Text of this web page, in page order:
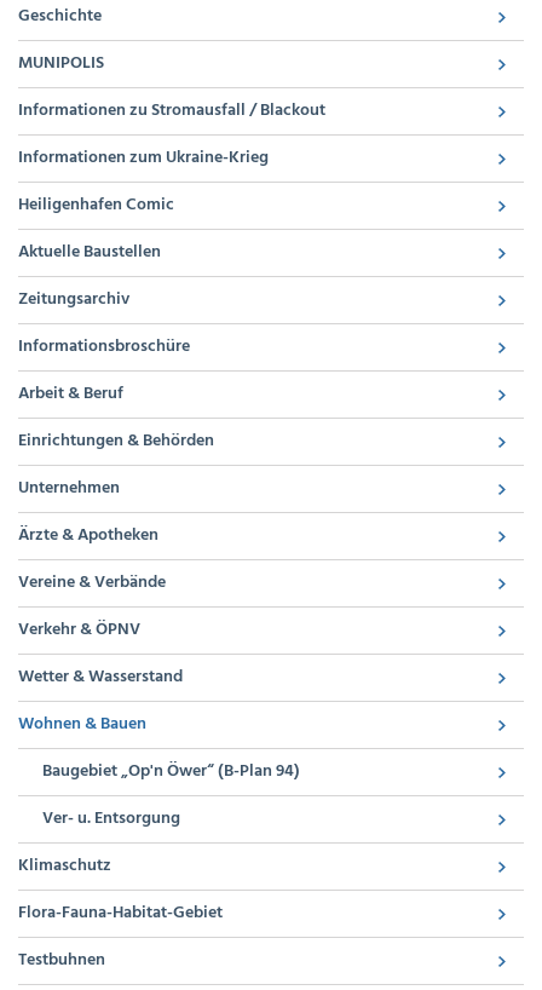
Geschichte
MUNIPOLIS
Informationen zu Stromausfall / Blackout
Informationen zum Ukraine-Krieg
Heiligenhafen Comic
Aktuelle Baustellen
Zeitungsarchiv
Informationsbroschüre
Arbeit & Beruf
Einrichtungen & Behörden
Unternehmen
Ärzte & Apotheken
Vereine & Verbände
Verkehr & ÖPNV
Wetter & Wasserstand
Wohnen & Bauen
Baugebiet „Op'n Öwer“ (B-Plan 94)
Ver- u. Entsorgung
Klimaschutz
Flora-Fauna-Habitat-Gebiet
Testbuhnen